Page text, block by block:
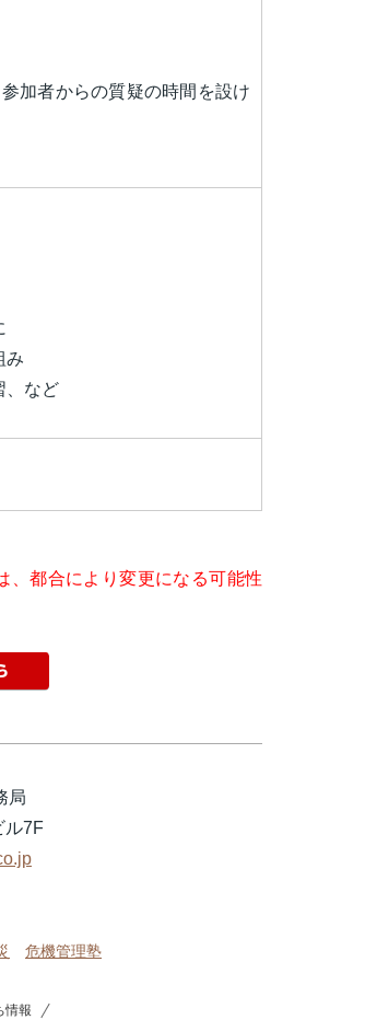
加者からの質疑の時間を設け
み
、など
都合により変更になる可能性
局
ル7F
危機管理塾
情報